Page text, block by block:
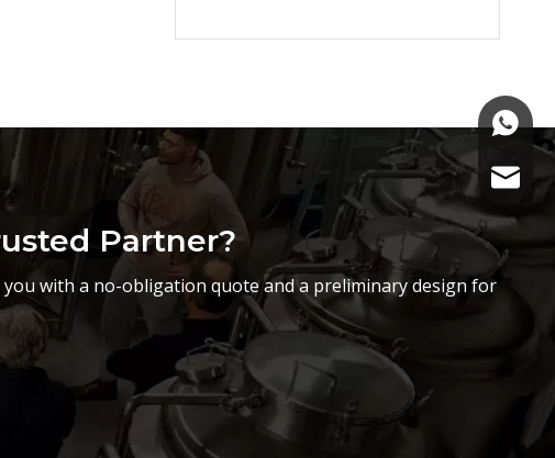
Partner?
with a no-obligation quote and a preliminary design for
+86-